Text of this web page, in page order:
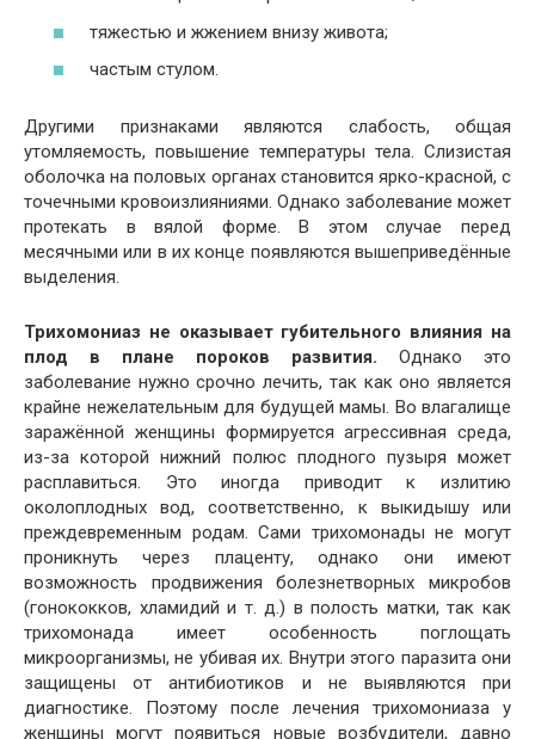
тяжестью и жжением внизу живота;
частым стулом.
Другими признаками являются слабость, общая
утомляемость, повышение температуры тела. Слизистая
оболочка на половых органах становится ярко-красной, с
точечными кровоизлияниями. Однако заболевание может
протекать в вялой форме. В этом случае перед
месячными или в их конце появляются вышеприведённые
выделения.
Трихомониаз не оказывает губительного влияния на
плод в плане пороков развития. Однако это
заболевание нужно срочно лечить, так как оно является
крайне нежелательным для будущей мамы. Во влагалище
заражённой женщины формируется агрессивная среда,
из-за которой нижний полюс плодного пузыря может
расплавиться. Это иногда приводит к излитию
околоплодных вод, соответственно, к выкидышу или
преждевременным родам. Сами трихомонады не могут
проникнуть через плаценту, однако они имеют
возможность продвижения болезнетворных микробов
(гонококков, хламидий и т. д.) в полость матки, так как
трихомонада имеет особенность поглощать
микроорганизмы, не убивая их. Внутри этого паразита они
защищены от антибиотиков и не выявляются при
диагностике. Поэтому после лечения трихомониаза у
женщины могут появиться новые возбудители, давно